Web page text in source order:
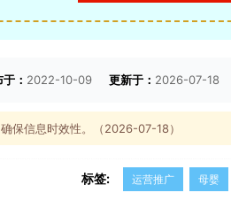
： 2022-10-09 更新于： 2026-07-18
保信息时效性。（2026-07-18）
标签: 运营推广 母婴